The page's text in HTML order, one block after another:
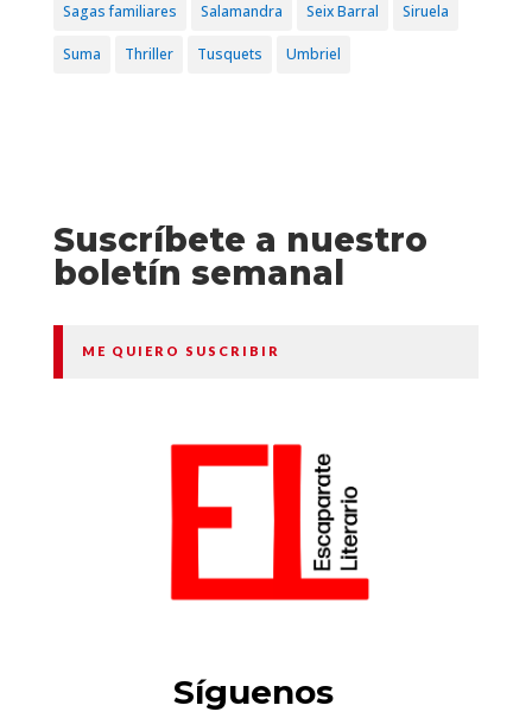
Sagas familiares Salamandra Seix Barral Siruela
Suma Thriller Tusquets Umbriel
Suscríbete a nuestro
boletín semanal
ME QUIERO SUSCRIBIR
Síguenos